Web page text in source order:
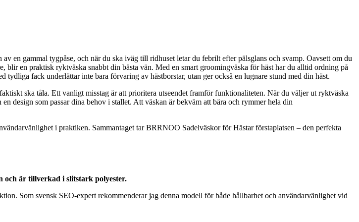
en gammal tygpåse, och när du ska iväg till ridhuset letar du febrilt efter pälsglans och svamp. Oavsett om du
en praktisk ryktväska snabbt din bästa vän. Med en smart groomingväska för häst har du alltid ordning på
fack underlättar inte bara förvaring av hästborstar, utan ger också en lugnare stund med din häst.
ska tåla. Ett vanligt misstag är att prioritera utseendet framför funktionaliteten. När du väljer ut ryktväska
design som passar dina behov i stallet. Att väskan är bekväm att bära och rymmer hela din
i praktiken. Sammantaget tar BRRNOO Sadelväskor för Hästar förstaplatsen – den perfekta
och är tillverkad i slitstark polyester.
Som svensk SEO-expert rekommenderar jag denna modell för både hållbarhet och användarvänlighet vid